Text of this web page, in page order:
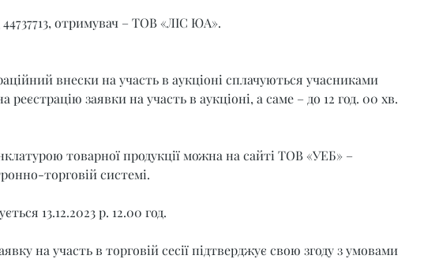
отримувач – ТОВ «ЛІС ЮА».
внески на участь в аукціоні сплачуються учасниками
реєстрацію заявки на участь в аукціоні, а саме – до 12 год. 00 хв.
товарної продукції можна на сайті ТОВ «УЕБ» –
торговій системі.
13.12.2023 р. 12.00 год.
на участь в торговій сесії підтверджує свою згоду з умовами